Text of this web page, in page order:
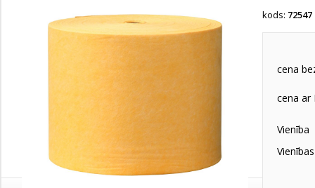
Sūkļa drāna(9)
Mikrošķiedras lupatas (8)
Grīdas lupatas(6)
ECO lupatiņas (9)
Skrāpji, sūkļi(8)
Švammītes
(8)
kods: 72547
cena
cena ar
Vienība